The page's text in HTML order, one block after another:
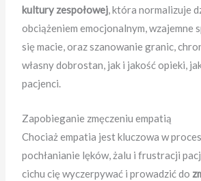
kultury zespołowej, która normalizuje
obciążeniem emocjonalnym, wzajemne
się macie, oraz szanowanie granic,
własny dobrostan, jak i jakość opieki,
pacjenci.
Zapobieganie zmęczeniu empatią
Chociaż empatia jest kluczowa w
pochłanianie lęków, żalu i frustracji
cichu cię wyczerpywać i prowadzić do